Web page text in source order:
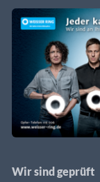
Wir sind geprüft